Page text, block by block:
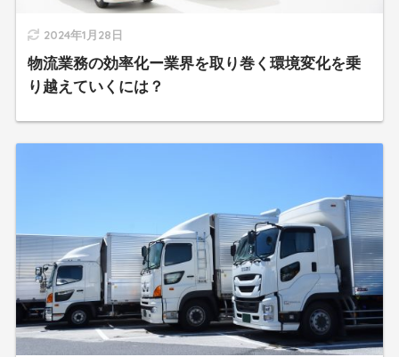
2024年1月28日
物流業務の効率化ー業界を取り巻く環境変化を乗
り越えていくには？